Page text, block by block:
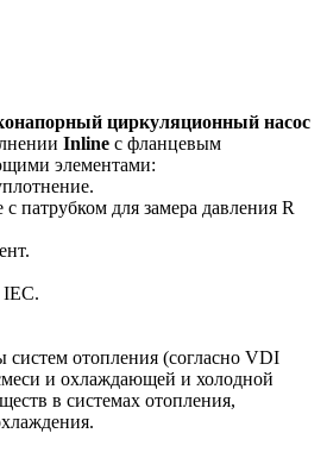
циркуляционный насос
Inline с фланцевым
элементами:
патрубком для замера давления R
IEC.
систем отопления (согласно VDI
и охлаждающей и холодной
в системах отопления,